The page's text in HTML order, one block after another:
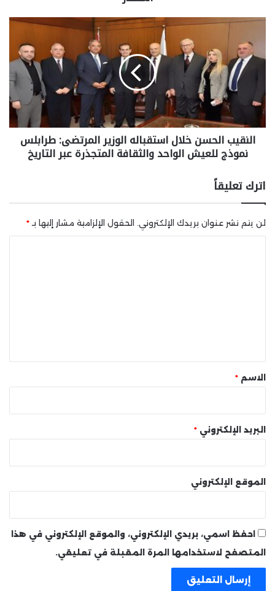
النقيب الحسن خلال استقباله الوزير المرتضى: طرابلس
نموذج للعيش الواحد والثقافة المتجذرة عبر التاريخ
اترك تعليقاً
لن يتم نشر عنوان بريدك الإلكتروني. الحقول الإلزامية مشار إليها بـ *
* الاسم *
البريد الإلكتروني *
الموقع الإلكتروني
احفظ اسمي، بريدي الإلكتروني، والموقع الإلكتروني في هذا
المتصفح لاستخدامها المرة المقبلة في تعليقي.